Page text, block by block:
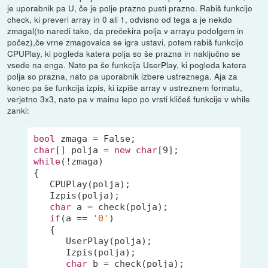
je uporabnik pa U, če je polje prazno pusti prazno. Rabiš funkcijo
check, ki preveri array in 0 ali 1, odvisno od tega a je nekdo
zmagal(to naredi tako, da prečekira polja v arrayu podolgem in
počez),če vrne zmagovalca se igra ustavi, potem rabiš funkcijo
CPUPlay, ki pogleda katera polja so še prazna in naključno se
vsede na enga. Nato pa še funkcija UserPlay, ki pogleda katera
polja so prazna, nato pa uporabnik izbere ustreznega. Aja za
konec pa še funkcija izpis, ki izpiše array v ustreznem formatu,
verjetno 3x3, nato pa v mainu lepo po vrsti kličeš funkcije v while
zanki:
bool
char[] polja = new char[9
while(!zmaga)
{
   CPUPlay(polja);
   Izpis(polja);
char a = check(polja);
if (a == '0' )
   {
      UserPlay(polja);
      Izpis(polja);
char b = check(polja);